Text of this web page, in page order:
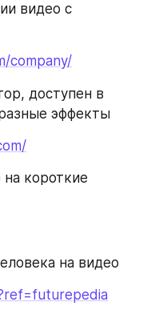
видео с
company/
доступен в
эффекты
на короткие
на видео